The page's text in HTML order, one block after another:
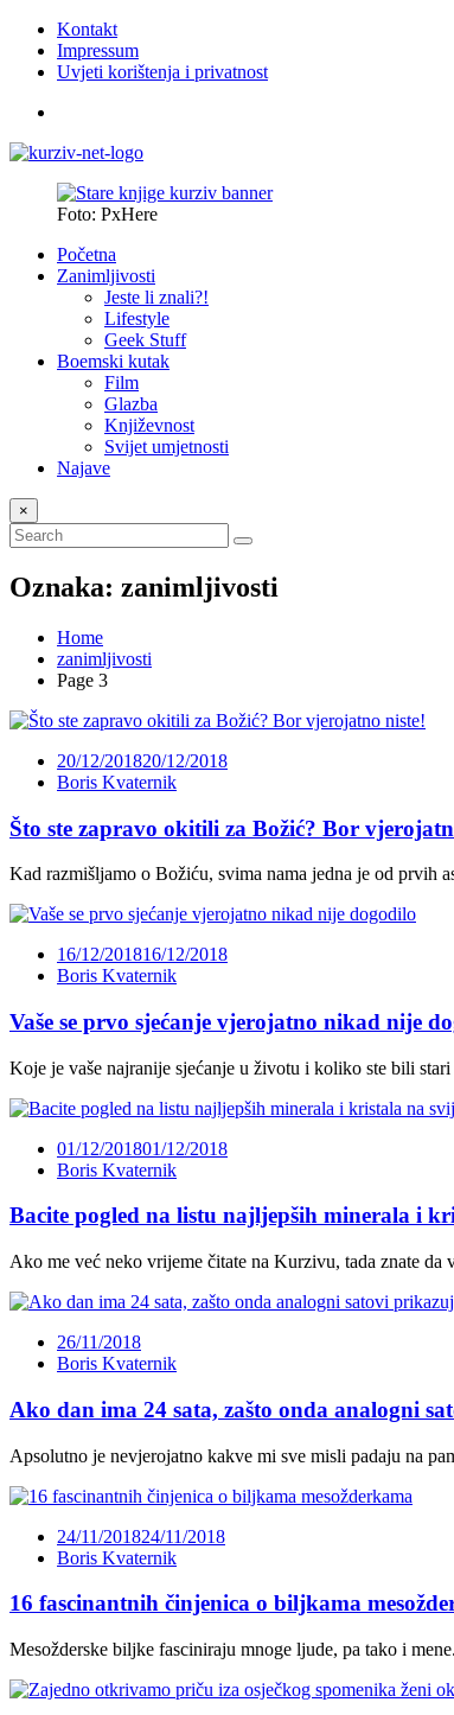
Kontakt
Impressum
Uvjeti korištenja i privatnost
Foto: PxHere
Početna
Zanimljivosti
Jeste li znali?!
Lifestyle
Geek Stuff
Boemski kutak
Film
Glazba
Književnost
Svijet umjetnosti
Najave
×
Oznaka: zanimljivosti
Home
zanimljivosti
Page 3
20/12/201820/12/2018
Boris Kvaternik
Što ste zapravo okitili za Božić? Bor
Kad razmišljamo o Božiću, svima nama jedna je od prvih
16/12/201816/12/2018
Boris Kvaternik
Vaše se prvo sjećanje vjerojatno nikad nije
Koje je vaše najranije sjećanje u životu i koliko ste bili
01/12/201801/12/2018
Boris Kvaternik
Bacite pogled na listu najljepših minerala i
Ako me već neko vrijeme čitate na Kurzivu, tada znate da
26/11/2018
Boris Kvaternik
Ako dan ima 24 sata, zašto onda analogni
Apsolutno je nevjerojatno kakve mi sve misli padaju na
24/11/201824/11/2018
Boris Kvaternik
16 fascinantnih činjenica o biljkama
Mesožderske biljke fasciniraju mnoge ljude, pa tako i